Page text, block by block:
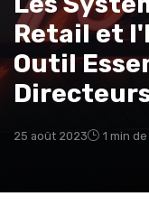
Retail et
Outil
25 août 2023 1 min